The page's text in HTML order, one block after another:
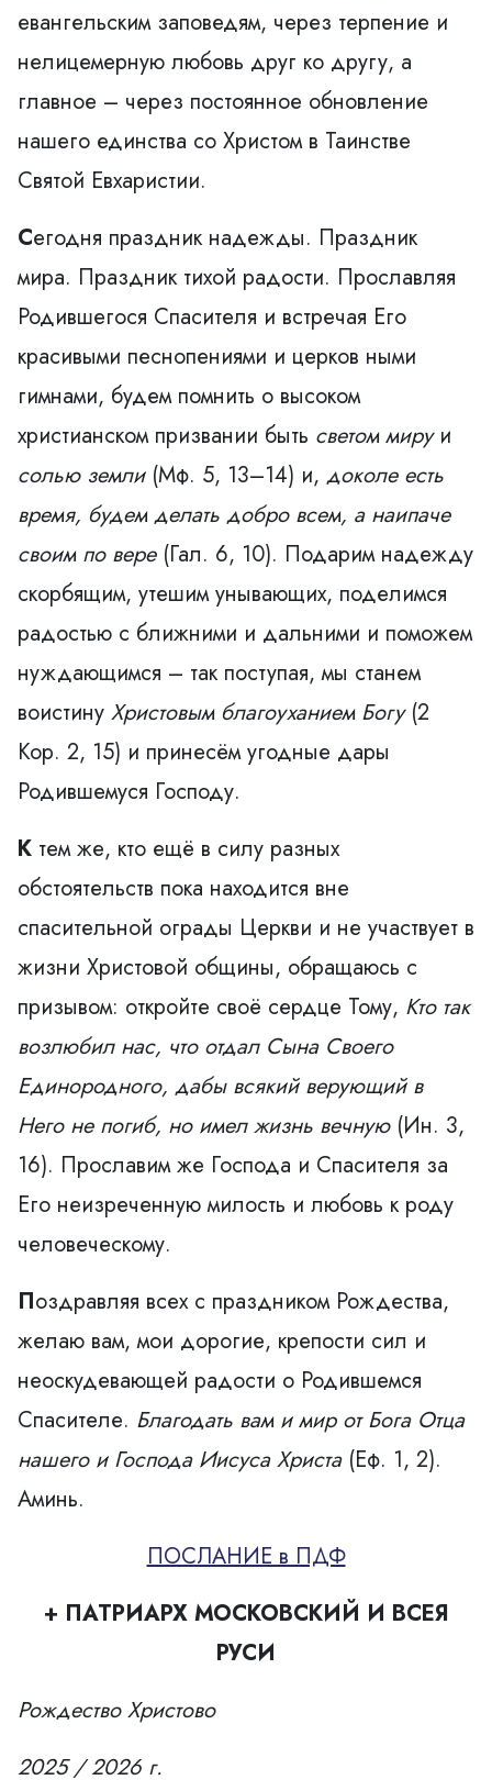
евангельским заповедям, через терпение и
нелицемерную любовь друг ко другу, а
главное – через постоянное обновление
нашего единства со Христом в Таинстве
Святой Евхаристии.
Сегодня праздник надежды. Праздник
мира. Праздник тихой радости. Прославляя
Родившегося Спасителя и встречая Его
красивыми песнопениями и церков­ ными
гимнами, будем помнить о высоком
христианском призвании быть светом миру и
солью земли(Мф. 5, 13–14) и, доколе есть
время, будемделать добро всем, а наипаче
своим по вере(Гал. 6, 10). Подарим надежду
скорбящим, утешим унывающих, поделимся
радостью с ближними и дальними и поможем
нуждающимся – так поступая, мы станем
воистину Христовым благоуханием Богу(2
Кор. 2, 15) и принесём угодные дары
Родившемуся Господу.
К тем же, кто ещё в силу разных
обстоятельств пока находится вне
спасительной ограды Церкви и не участвует в
жизни Христовой общины, обращаюсь с
призывом: откройте своё сердце Тому, Кто так
возлюбил нас, что отдал Сына Своего
Единородного, дабы всякий верующий в
Него не погиб, но имелжизнь вечную(Ин. 3,
16). Прославим же Господа и Спасителя за
Его неизреченную милость и любовь к роду
человеческому.
Поздравляя всех с праздником Рождества,
желаю вам, мои дорогие, крепости сил и
неоскудевающей радости о Родившемся
Спасителе. Благодать вам и мир от Бога Отца
нашего и Господа ИисусаХриста(Еф. 1, 2).
Аминь.
ПОСЛАНИЕ в ПДФ
+ ПАТРИАРХ МОСКОВСКИЙ И ВСЕЯ
РУСИ
Рождество Христово
2025 / 2026 г.